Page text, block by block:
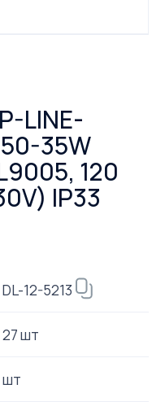
LINE-
35W
120
IP33
DL-12-5213
27 шт
шт